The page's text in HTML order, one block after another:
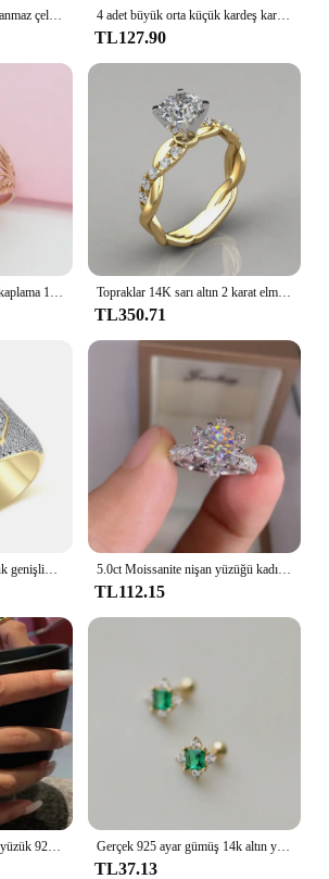
2 adet dostluk kolye, paslanmaz çelik BFF dostluk eşleşen bulmaca kolye kolye, uzun mesafe hediyeler kadın erkek için 4 adet büyük orta küçük kardeş kardeş kolye Set kırık kalp bulmaca bir yavrularını bebek çocuk Famliy bağlantı dikiş takı
TL127.90
Saray tarzı 585 mor altın kaplama 14K gül altın markiz şekli yakut yüzük kadınlar için gösterişli Hollow zarif düğün takısı Topraklar 14K sarı altın 2 karat elmas yüzük kadınlar için 2021 moda saf takı Bizuteria taş Anillos De alyanslar
TL350.71
5.0ct Moissanite nişan yüzüğü kadınlar 14K beyaz altın kaplama Lab elmas yüzük gümüş alyanslar güzel takı
TL112.15
Gerçek 925 ayar gümüş 14k altın yeşil zirkon küçük damızlık küpe kadınlar takı para 925 yenilikler için 2023 eğilim satmak
TL37.13